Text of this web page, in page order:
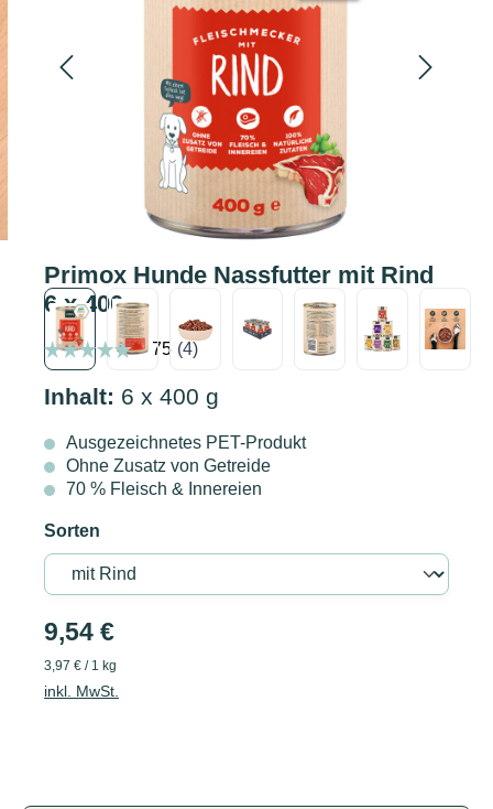
Primox Hunde Nassfutter mit Rind
6 x 400g
Inhalt: 6 x 400 g
Ausgezeichnetes PET-Produkt
Ohne Zusatz von Getreide
70 % Fleisch & Innereien
Sorten
9,54 €
3,97 € / 1 kg
inkl. MwSt.